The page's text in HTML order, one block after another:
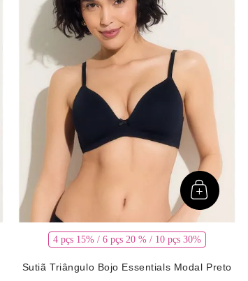
4 pçs 15% / 6 pçs 20 % / 10 pçs 30%
Sutiã Triângulo Bojo Essentials Modal Preto